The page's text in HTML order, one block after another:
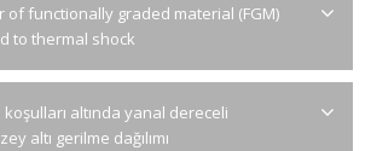
of functionally graded material (FGM)
to thermal shock
altında yanal dereceli
altı gerilme dağılımı